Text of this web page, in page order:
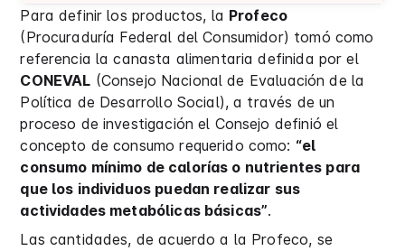
Para definir los productos, la Profeco
(Procuraduría Federal del Consumidor) tomó como
referencia la canasta alimentaria definida por el
CONEVAL (Consejo Nacional de Evaluación de la
Política de Desarrollo Social), a través de un
proceso de investigación el Consejo definió el
concepto de consumo requerido como: “el
consumo mínimo de calorías o nutrientes para
que los individuos puedan realizar sus
actividades metabólicas básicas”.
Las cantidades, de acuerdo a la Profeco, se